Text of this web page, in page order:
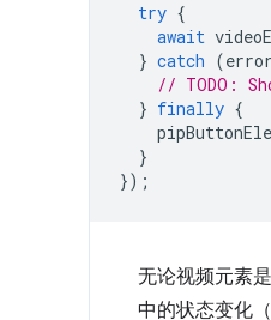
try {
await
} catch (error
// TODO:
} finally {
}
});
无论视频元素
中的状态变化